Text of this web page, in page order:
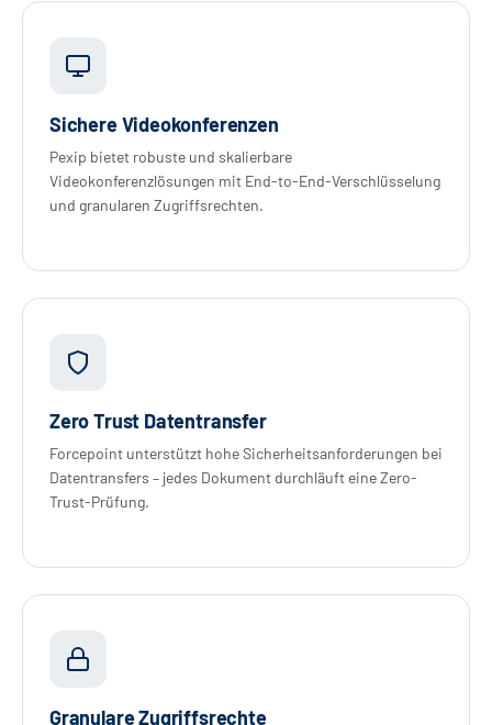
Sichere Videokonferenzen
Pexip bietet robuste und skalierbare
Videokonferenzlösungen mit End-to-End-Verschlüsselung
und granularen Zugriffsrechten.
Zero Trust Datentransfer
Forcepoint unterstützt hohe Sicherheitsanforderungen bei
Datentransfers – jedes Dokument durchläuft eine Zero-
Trust-Prüfung.
Granulare Zugriffsrechte